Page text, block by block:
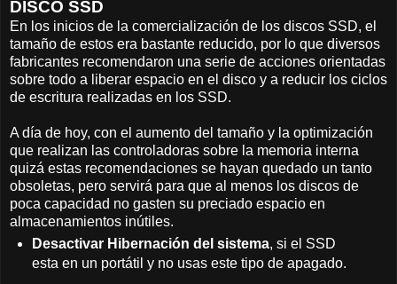
DISCO SSD
En los inicios de la comercialización de los discos SSD, el
tamaño de estos era bastante reducido, por lo que diversos
fabricantes recomendaron una serie de acciones orientadas
sobre todo a liberar espacio en el disco y a reducir los ciclos
de escritura realizadas en los SSD.
A día de hoy, con el aumento del tamaño y la optimización
que realizan las controladoras sobre la memoria interna
quizá estas recomendaciones se hayan quedado un tanto
obsoletas, pero servirá para que al menos los discos de
poca capacidad no gasten su preciado espacio en
almacenamientos inútiles.
Desactivar Hibernación del sistema, si el SSD
esta en un portátil y no usas este tipo de apagado.